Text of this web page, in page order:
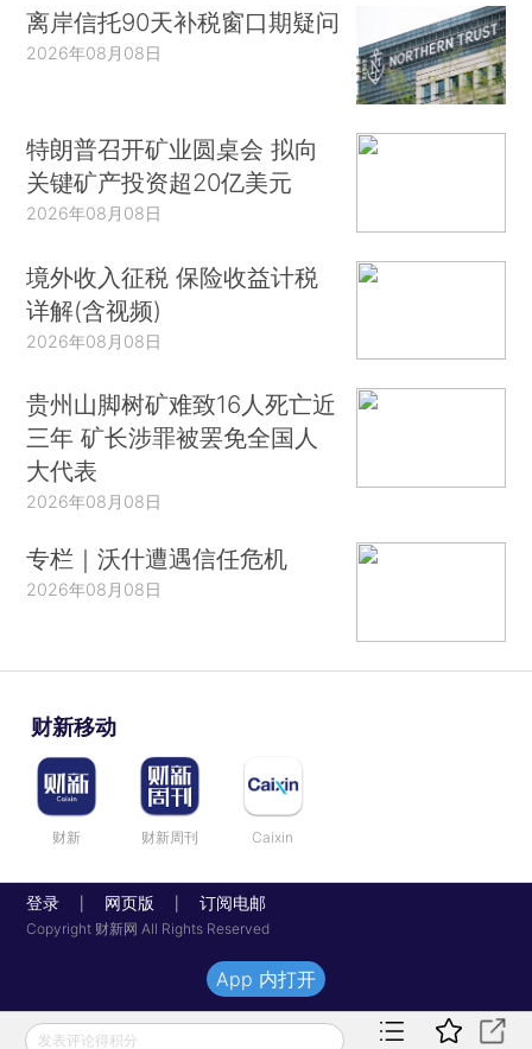
离岸信托90天补税窗口期疑问
2026年08月08日
特朗普召开矿业圆桌会 拟向
关键矿产投资超20亿美元
2026年08月08日
境外收入征税 保险收益计税
详解(含视频)
2026年08月08日
贵州山脚树矿难致16人死亡近
三年 矿长涉罪被罢免全国人
大代表
2026年08月08日
专栏｜沃什遭遇信任危机
2026年08月08日
财新移动
财新 财新周刊 Caixin
登录 网页版 订阅电邮
Copyright 财新网 All Rights Reserved
发表评论得积分
App 内打开